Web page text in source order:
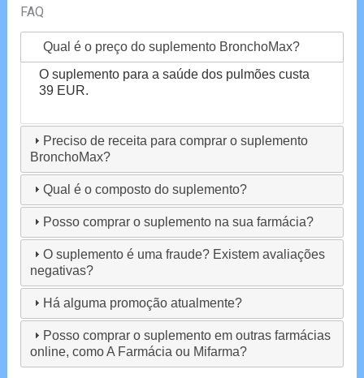
FAQ
Qual é o preço do suplemento BronchoMax?
O suplemento para a saúde dos pulmões custa
39 EUR.
Preciso de receita para comprar o suplemento
BronchoMax?
Qual é o composto do suplemento?
Posso comprar o suplemento na sua farmácia?
O suplemento é uma fraude? Existem avaliações
negativas?
Há alguma promoção atualmente?
Posso comprar o suplemento em outras farmácias
online, como A Farmácia ou Mifarma?